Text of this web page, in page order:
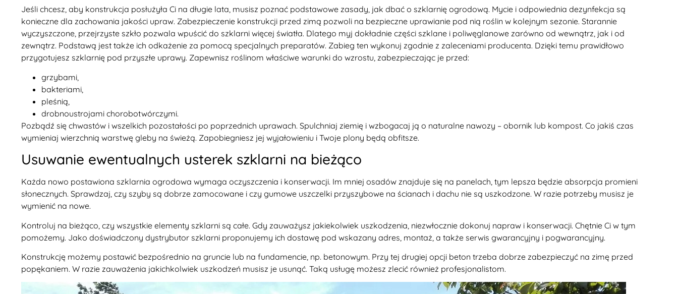
Jeśli chcesz, aby konstrukcja posłużyła Ci na długie lata, musisz poznać podstawowe zasady, jak dbać o szklarnię ogrodową. Mycie i odpowiednia dezynfekcja są
konieczne dla zachowania jakości upraw. Zabezpieczenie konstrukcji przed zimą pozwoli na bezpieczne uprawianie pod nią roślin w kolejnym sezonie. Starannie
wyczyszczone, przejrzyste szkło pozwala wpuścić do szklarni więcej światła. Dlatego myj dokładnie części szklane i poliwęglanowe zarówno od wewnątrz, jak i od
zewnątrz. Podstawą jest także ich odkażenie za pomocą specjalnych preparatów. Zabieg ten wykonuj zgodnie z zaleceniami producenta. Dzięki temu prawidłowo
przygotujesz szklarnię pod przyszłe uprawy. Zapewnisz roślinom właściwe warunki do wzrostu, zabezpieczając je przed:
grzybami,
bakteriami,
pleśnią,
drobnoustrojami chorobotwórczymi.
Pozbądź się chwastów i wszelkich pozostałości po poprzednich uprawach. Spulchniaj ziemię i wzbogacaj ją o naturalne nawozy – obornik lub kompost. Co jakiś czas
wymieniaj wierzchnią warstwę gleby na świeżą. Zapobiegniesz jej wyjałowieniu i Twoje plony będą obfitsze.
Usuwanie ewentualnych usterek szklarni na bieżąco
Każda nowo postawiona szklarnia ogrodowa wymaga oczyszczenia i konserwacji. Im mniej osadów znajduje się na panelach, tym lepsza będzie absorpcja promieni
słonecznych. Sprawdzaj, czy szyby są dobrze zamocowane i czy gumowe uszczelki przyszybowe na ścianach i dachu nie są uszkodzone. W razie potrzeby musisz je
wymienić na nowe.
Kontroluj na bieżąco, czy wszystkie elementy szklarni są całe. Gdy zauważysz jakiekolwiek uszkodzenia, niezwłocznie dokonuj napraw i konserwacji. Chętnie Ci w tym
pomożemy. Jako doświadczony dystrybutor szklarni proponujemy ich dostawę pod wskazany adres, montaż, a także serwis gwarancyjny i pogwarancyjny.
Konstrukcję możemy postawić bezpośrednio na gruncie lub na fundamencie, np. betonowym. Przy tej drugiej opcji beton trzeba dobrze zabezpieczyć na zimę przed
popękaniem. W razie zauważenia jakichkolwiek uszkodzeń musisz je usunąć. Taką usługę możesz zlecić również profesjonalistom.